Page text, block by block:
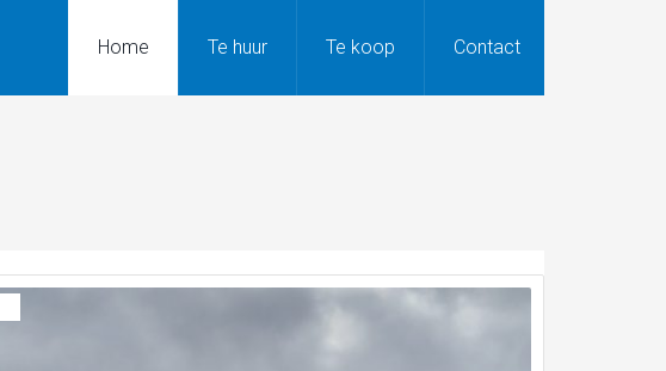
Home Te huur Te koop Contact